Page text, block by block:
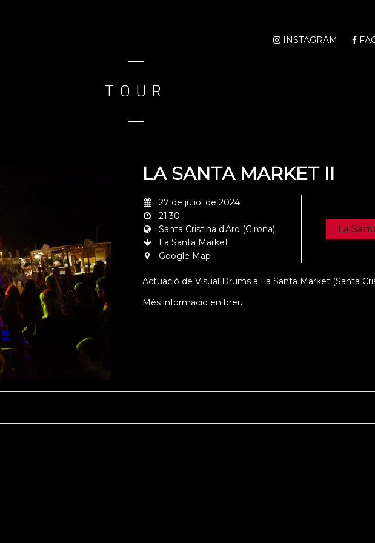
INSTAGRAM
TOUR
LA SANTA MARKET II
27 de juliol de 2024
21:30
Santa Cristina d'Aro (Girona)
La Santa Market
Google Map
La
Actuació de Visual Drums a La Santa Market (Santa
Més informació en breu.